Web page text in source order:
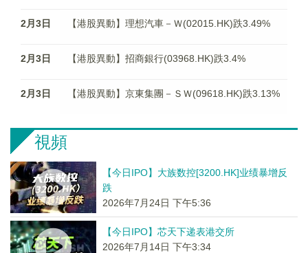
2月3日 【港股異動】理想汽車－Ｗ(02015.HK)跌3.49%
2月3日 【港股異動】招商銀行(03968.HK)跌3.4%
2月3日 【港股異動】京東集團－ＳＷ(09618.HK)跌3.13%
視頻
【今日IPO】大族数控[3200.HK]业绩暴增反
跌
2026年7月24日 下午5:36
【今日IPO】芯天下递表港交所
2026年7月14日 下午3:34